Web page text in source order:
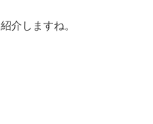
紹介しますね。